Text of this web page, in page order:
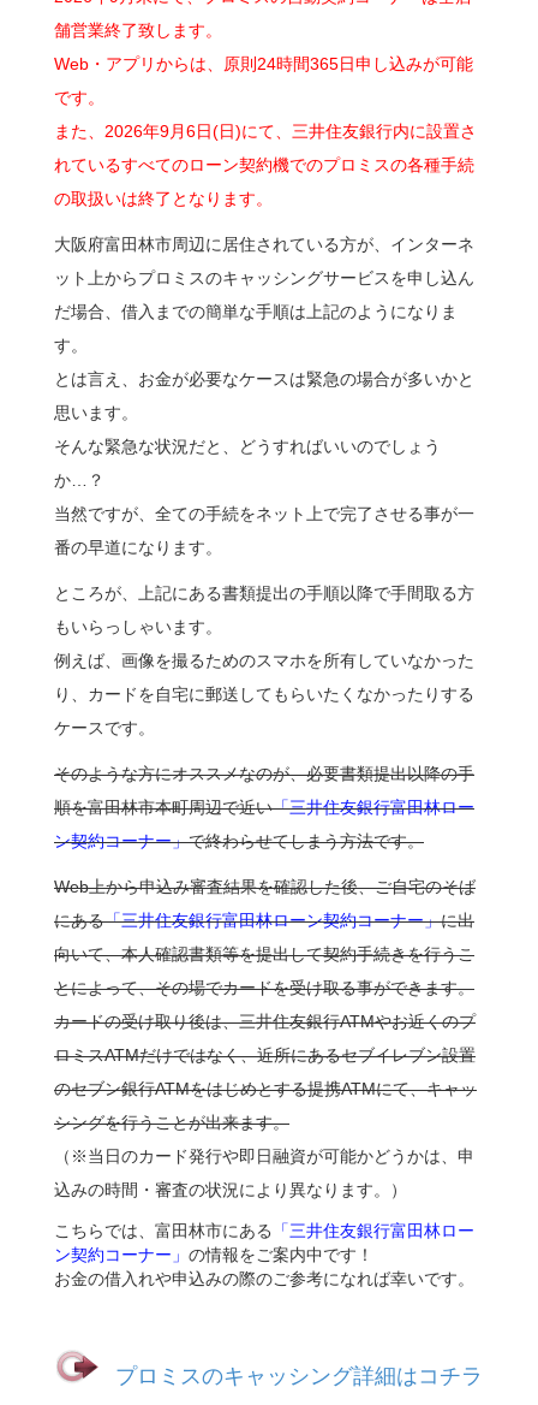
舗営業終了致します。
Web・アプリからは、原則24時間365日申し込みが可能
です。
また、2026年9月6日(日)にて、三井住友銀行内に設置さ
れているすべてのローン契約機でのプロミスの各種手続
の取扱いは終了となります。
大阪府富田林市周辺に居住されている方が、インターネ
ット上からプロミスのキャッシングサービスを申し込ん
だ場合、借入までの簡単な手順は上記のようになりま
す。
とは言え、お金が必要なケースは緊急の場合が多いかと
思います。
そんな緊急な状況だと、どうすればいいのでしょう
か…？
当然ですが、全ての手続をネット上で完了させる事が一
番の早道になります。
ところが、上記にある書類提出の手順以降で手間取る方
もいらっしゃいます。
例えば、画像を撮るためのスマホを所有していなかった
り、カードを自宅に郵送してもらいたくなかったりする
ケースです。
そのような方にオススメなのが、必要書類提出以降の手
順を富田林市本町周辺で近い「三井住友銀行富田林ロー
ン契約コーナー」で終わらせてしまう方法です。
Web上から申込み審査結果を確認した後、ご自宅のそば
にある「三井住友銀行富田林ローン契約コーナー」に出
向いて、本人確認書類等を提出して契約手続きを行うこ
とによって、その場でカードを受け取る事ができます。
カードの受け取り後は、三井住友銀行ATMやお近くのプ
ロミスATMだけではなく、近所にあるセブイレブン設置
のセブン銀行ATMをはじめとする提携ATMにて、キャッ
シングを行うことが出来ます。
（※当日のカード発行や即日融資が可能かどうかは、申
込みの時間・審査の状況により異なります。）
こちらでは、富田林市にある
「三井住友銀行富田林ロー
ン契約コーナー」 の情報をご案内中です！
お金の借入れや申込みの際のご参考になれば幸いです。
プロミスのキャッシング詳細はコチラ